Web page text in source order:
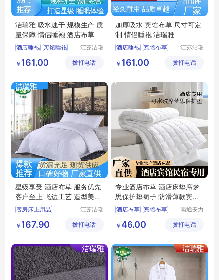
洁瑞雅 吸水速干 规模生产 质
量保障 情侣睡袍 酒店布草
酒店睡袍 宾馆睡袍
宾馆床上用品
江苏洁瑞
有限公司
￥ 161.00 拨打电话
加厚吸水 宾馆布草 尺寸可定
制 情侣睡袍 洁瑞雅
酒店睡袍 宾馆布草
客房床上用品
江苏洁瑞
有限公司
￥ 161.00 拨打电话
星级享受 酒店布草 服务优先
客户至上 飞边工艺 造型美观
洁瑞雅
客房床上用品
酒店床上用品
江苏洁瑞
有限公司
￥ 167.90 拨打电话
专业酒店布草 酒店床垫席梦
思保护垫褥子 防滑薄款宾馆
民宿床护垫
酒店布草 宾馆布草
南通安力
技有限公
￥ 46.00 拨打电话